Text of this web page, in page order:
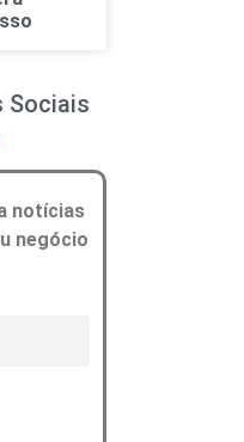
Sociais
notícias
negócio